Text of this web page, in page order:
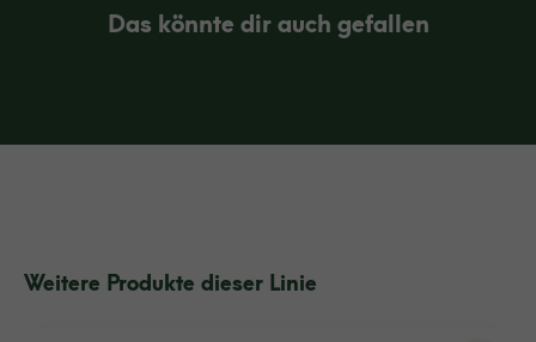
Das könnte dir auch gefallen
Weitere Produkte dieser Linie